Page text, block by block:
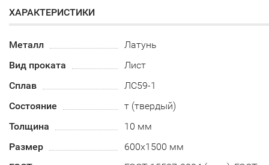
ХАРАКТЕРИСТИКИ
Металл
Латунь
Вид проката
Лист
Сплав
ЛС59-1
Состояние
т (твердый)
Толщина
10 мм
Размер
600х1500 мм